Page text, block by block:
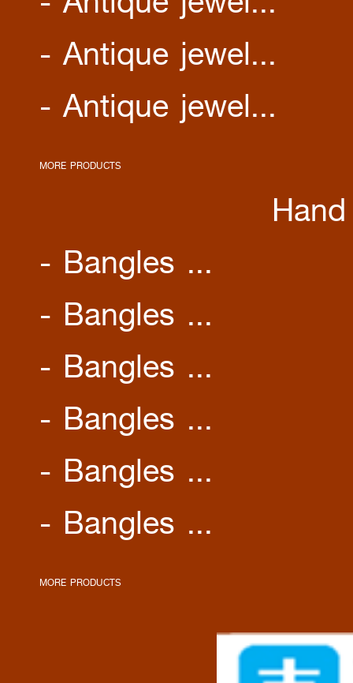
- Antique jewel...
- Antique jewel...
MORE PRODUCTS
- Bangles ...
- Bangles ...
- Bangles ...
- Bangles ...
- Bangles ...
- Bangles ...
MORE PRODUCTS